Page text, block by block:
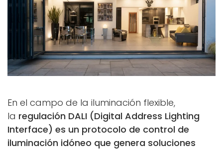
En el campo de la iluminación flexible,
la regulación DALI (Digital Address Lighting
Interface) es un protocolo de control de
iluminación idóneo que genera soluciones